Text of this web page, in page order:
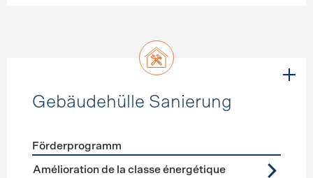
Gebäudehülle Sanierung
Förderprogramme Gebäudehülle Sanierung
Förderprogramm
Amélioration de la classe énergétique